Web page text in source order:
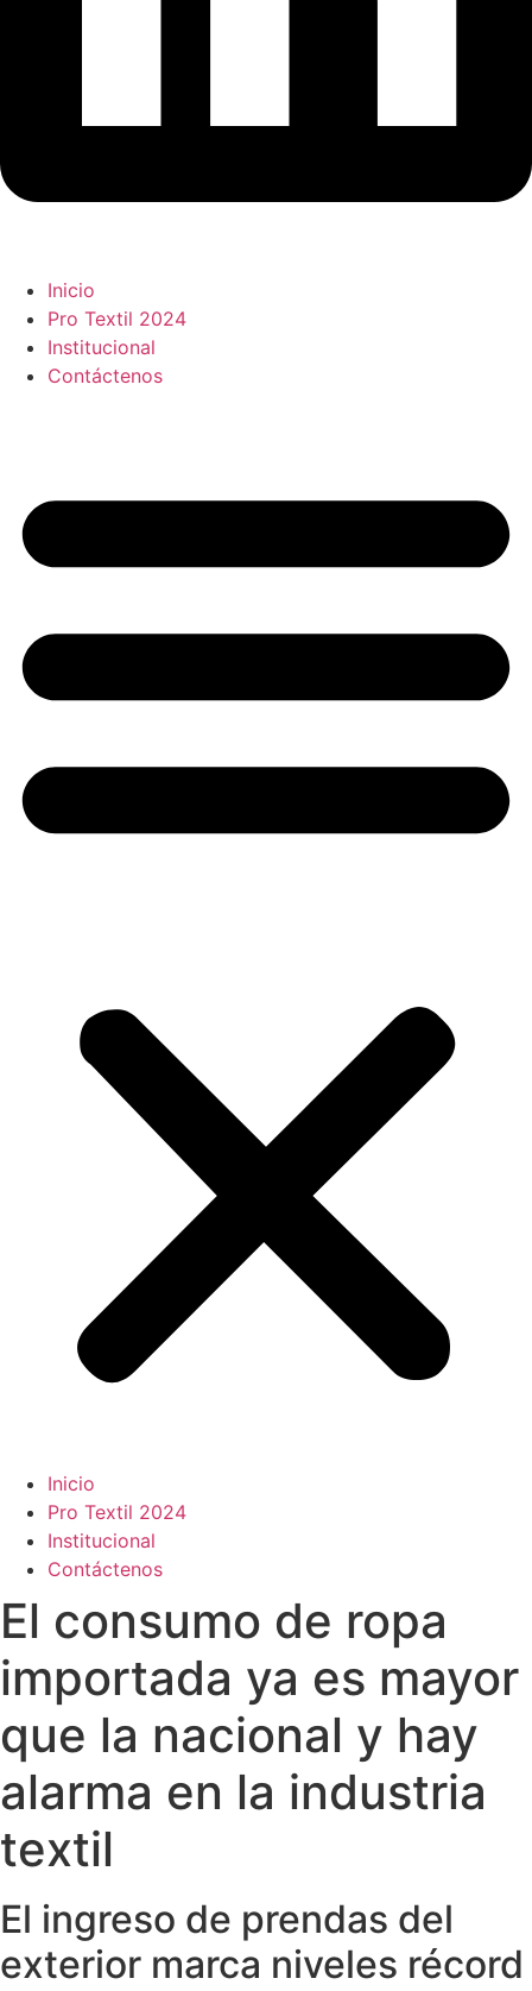
Inicio
Pro Textil 2024
Institucional
Contáctenos
Inicio
Pro Textil 2024
Institucional
Contáctenos
El consumo de ropa
importada ya es mayor
que la nacional y hay
alarma en la industria
textil
El ingreso de prendas del
exterior marca niveles récord